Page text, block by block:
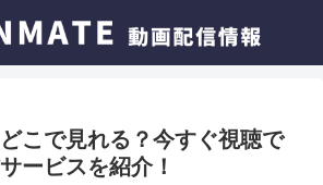
こで見れる？今すぐ視聴で
ービスを紹介！